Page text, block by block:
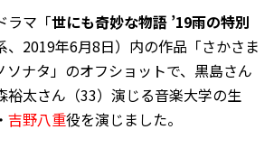
ラマ「世にも奇妙な物語 ’19雨の特別
、2019年6月8日）内の作品「さかさま
ソナタ」のオフショットで、黒島さん
裕太さん（33）演じる音楽大学の生
吉野八重役を演じました。